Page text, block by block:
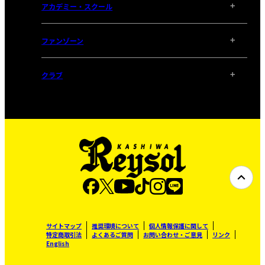
アカデミー・スクール
ファンゾーン
クラブ
サイトマップ 推奨環境について
個人情報保護に関して
特定商取引法
よくあるご質問 お問い合わせ・ご意見
リンク
English